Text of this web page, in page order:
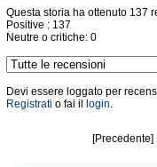
Questa storia ha ottenuto 137
Positive : 137
Neutre o critiche: 0
Devi essere loggato per
Registrati o fai il login.